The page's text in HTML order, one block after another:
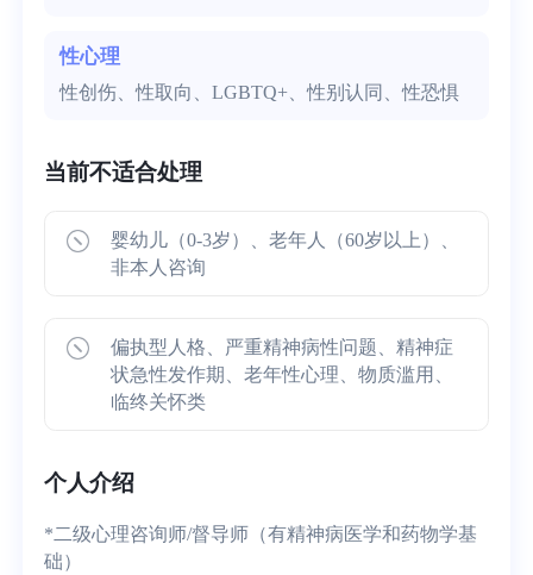
性心理
性创伤、性取向、LGBTQ+、性别认同、性恐惧
当前不适合处理
婴幼儿（0-3岁）、老年人（60岁以上）、
非本人咨询
偏执型人格、严重精神病性问题、精神症
状急性发作期、老年性心理、物质滥用、
临终关怀类
个人介绍
*二级心理咨询师/督导师（有精神病医学和药物学基
础）